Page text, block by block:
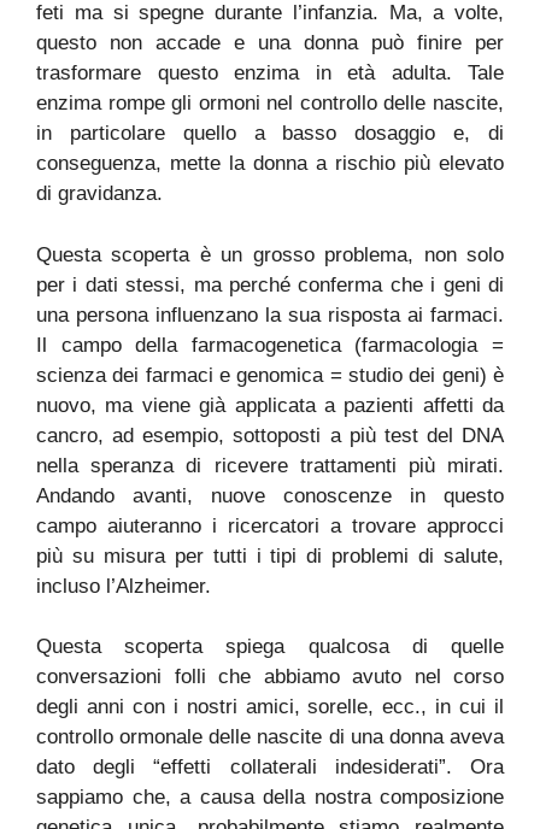
feti ma si spegne durante l’infanzia. Ma, a volte,
questo non accade e una donna può finire per
trasformare questo enzima in età adulta. Tale
enzima rompe gli ormoni nel controllo delle nascite,
in particolare quello a basso dosaggio e, di
conseguenza, mette la donna a rischio più elevato
di gravidanza.
Questa scoperta è un grosso problema, non solo
per i dati stessi, ma perché conferma che i geni di
una persona influenzano la sua risposta ai farmaci.
Il campo della farmacogenetica (farmacologia =
scienza dei farmaci e genomica = studio dei geni) è
nuovo, ma viene già applicata a pazienti affetti da
cancro, ad esempio, sottoposti a più test del DNA
nella speranza di ricevere trattamenti più mirati.
Andando avanti, nuove conoscenze in questo
campo aiuteranno i ricercatori a trovare approcci
più su misura per tutti i tipi di problemi di salute,
incluso l’Alzheimer.
Questa scoperta spiega qualcosa di quelle
conversazioni folli che abbiamo avuto nel corso
degli anni con i nostri amici, sorelle, ecc., in cui il
controllo ormonale delle nascite di una donna aveva
dato degli “effetti collaterali indesiderati”. Ora
sappiamo che, a causa della nostra composizione